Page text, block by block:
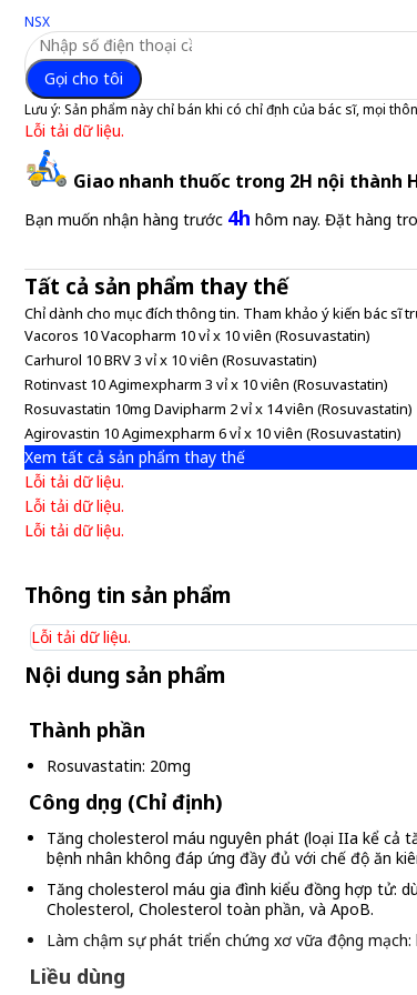
NSX
Gọi cho tôi
Lưu ý: Sản phẩm này chỉ bán khi có chỉ định của bác sĩ, mọi
Lỗi tải dữ liệu.
Giao nhanh thuốc trong 2H nội thành
Bạn muốn nhận hàng trước 4h hôm nay. Đặt hàng
Tất cả sản phẩm thay thế
Chỉ dành cho mục đích thông tin. Tham khảo ý kiến bác sĩ
Vacoros 10 Vacopharm 10 vỉ x 10 viên (Rosuvastatin)
Carhurol 10 BRV 3 vỉ x 10 viên (Rosuvastatin)
Rotinvast 10 Agimexpharm 3 vỉ x 10 viên (Rosuvastatin)
Rosuvastatin 10mg Davipharm 2 vỉ x 14 viên (Rosuvastatin)
Agirovastin 10 Agimexpharm 6 vỉ x 10 viên (Rosuvastatin)
Xem tất cả sản phẩm thay thế
Lỗi tải dữ liệu.
Lỗi tải dữ liệu.
Lỗi tải dữ liệu.
Thông tin sản phẩm
Lỗi tải dữ liệu.
Nội dung sản phẩm
Thành phần
Rosuvastatin: 20mg
Công dụng (Chỉ định)
Tăng cholesterol máu nguyên phát (loại IIa kể cả
bệnh nhân không đáp ứng đầy đủ với chế độ ăn
Tăng cholesterol máu gia đình kiểu đồng hợp tử:
Cholesterol, Cholesterol toàn phần, và ApoB.
Làm chậm sự phát triển chứng xơ vữa động
Liều dùng